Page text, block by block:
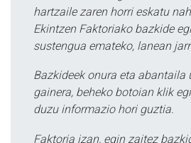
hartzaile zaren horri eskatu
Ekintzen Faktoriako bazkide
sustengua emateko, lanean
Bazkideek onura eta abantaila
gainera, beheko botoian klik
duzu informazio hori guztia.
Faktoria izan, egin zaitez